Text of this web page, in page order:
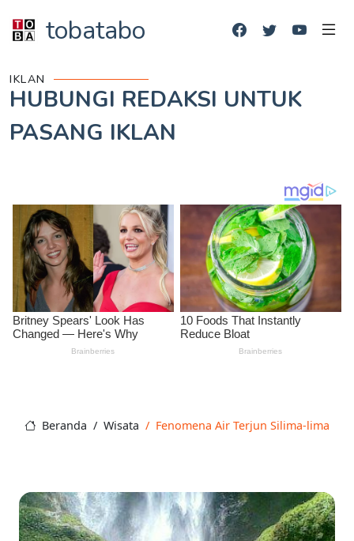
tobatabo
IKLAN
HUBUNGI REDAKSI UNTUK
PASANG IKLAN
Beranda Wisata Fenomena Air Terjun Silima-lima